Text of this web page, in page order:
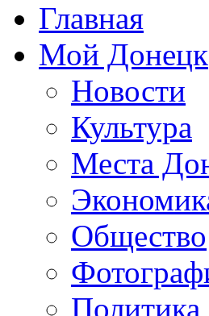
Главная
Мой Донецк
Новости
Культура
Места
Общество
Политика